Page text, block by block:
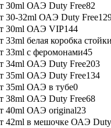
30ml ОАЭ Duty Free82
30-32ml ОАЭ Duty Free
30ml ОАЭ VIP144
33ml белая коробка
33ml с феромонами45
34ml ОАЭ Duty Free203
35ml ОАЭ Duty Free134
35ml ОАЭ в тубе0
38ml ОАЭ Duty Free68
40ml ОАЭ original23
42ml в мешочке ОАЭ